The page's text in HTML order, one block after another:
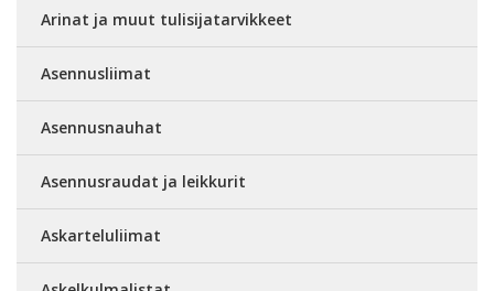
Arinat ja muut tulisijatarvikkeet
Asennusliimat
Asennusnauhat
Asennusraudat ja leikkurit
Askarteluliimat